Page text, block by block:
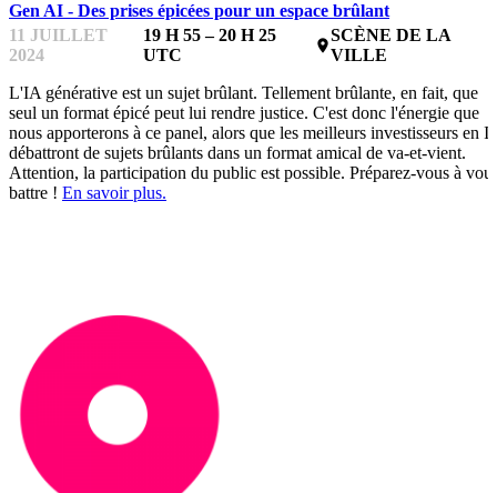
Gen AI - Des prises épicées pour un espace brûlant
11 JUILLET
2024
19 H 55 – 20 H 25
UTC
place
SCÈNE DE LA
VILLE
L'IA générative est un sujet brûlant. Tellement brûlante, en fait, que
seul un format épicé peut lui rendre justice. C'est donc l'énergie que
nous apporterons à ce panel, alors que les meilleurs investisseurs en
débattront de sujets brûlants dans un format amical de va-et-vient.
Attention, la participation du public est possible. Préparez-vous à
battre ! En savoir plus.